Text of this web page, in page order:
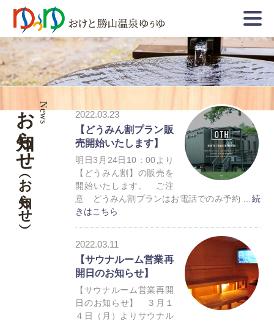
News
お知らせ
（お知らせ）
トレーラーハウス
2022.03.23
【どうみん割プラン販
売開始いたします】
明日3月24日10：00より
【どうみん割】の販売を
開始いたします。 ご注
意 どうみん割プランはお電話でのみ予約 … 続
きはこちら
2022.03.11
【サウナルーム営業再
開日のお知らせ】
【サウナルーム営業再開
日のお知らせ】 ３月１
４日（月）よりサウナル